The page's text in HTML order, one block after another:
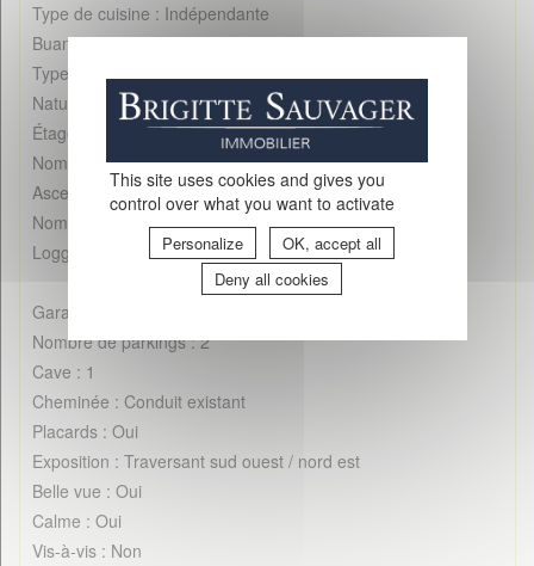
Type de cuisine : Indépendante
Buanderie : Oui
Type de chauffage : Individuel
Nature du chauffage : Gaz
Étage : 5
Nombre d'étages : 5
Ascenseur : Oui
Nombre de balcons : Oui
Loggia : Oui
Garage : 1
Nombre de parkings : 2
Cave : 1
Cheminée : Conduit existant
Placards : Oui
Exposition : Traversant sud ouest / nord est
Belle vue : Oui
Calme : Oui
Vis-à-vis : Non
This site uses cookies and gives you
control over what you want to activate
Personalize
OK, accept all
Deny all cookies